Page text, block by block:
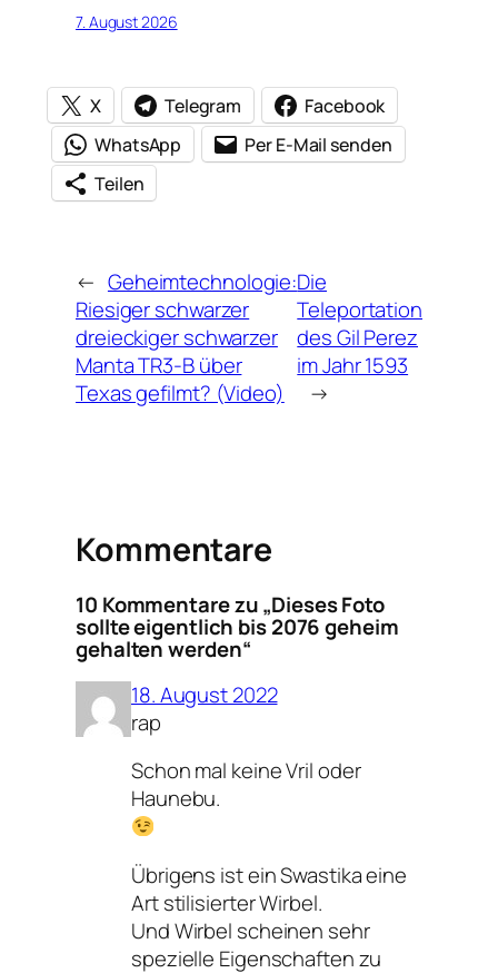
7. August 2026
X Telegram
Facebook
WhatsApp
Per E-Mail senden
Teilen
← Geheimtechnologie:
Riesiger schwarzer
dreieckiger schwarzer
Manta TR3-B über
Texas gefilmt? (Video)
Die
Teleportation
des Gil Perez
im Jahr 1593
→
Kommentare
10 Kommentare zu „Dieses Foto
sollte eigentlich bis 2076 geheim
gehalten werden“
18. August 2022
rap
Schon mal keine Vril oder
Haunebu.
Übrigens ist ein Swastika eine
Art stilisierter Wirbel.
Und Wirbel scheinen sehr
spezielle Eigenschaften zu